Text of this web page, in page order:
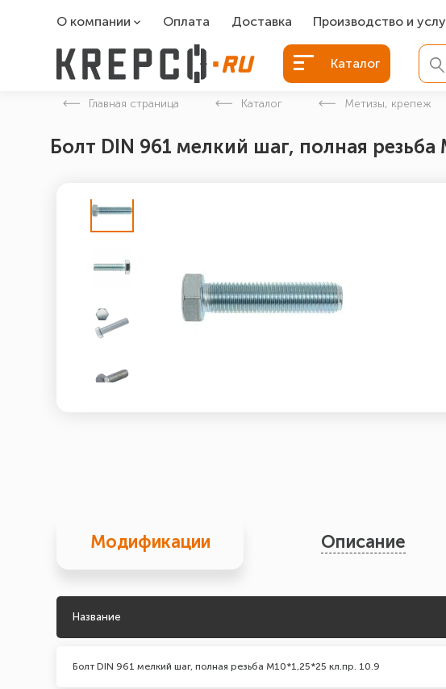
О компании
О компании
Оплата Доставка Производство и
Болты БСР
Болты для фундамента
Закладные детали
Каталог
Главная страница Каталог Метизы, крепеж
Болт DIN 961 мелкий шаг, полная
Модификации Описание
Название
Болт DIN 961 мелкий шаг, полная резьба М10*1,25*25 кл.пр. 10.9